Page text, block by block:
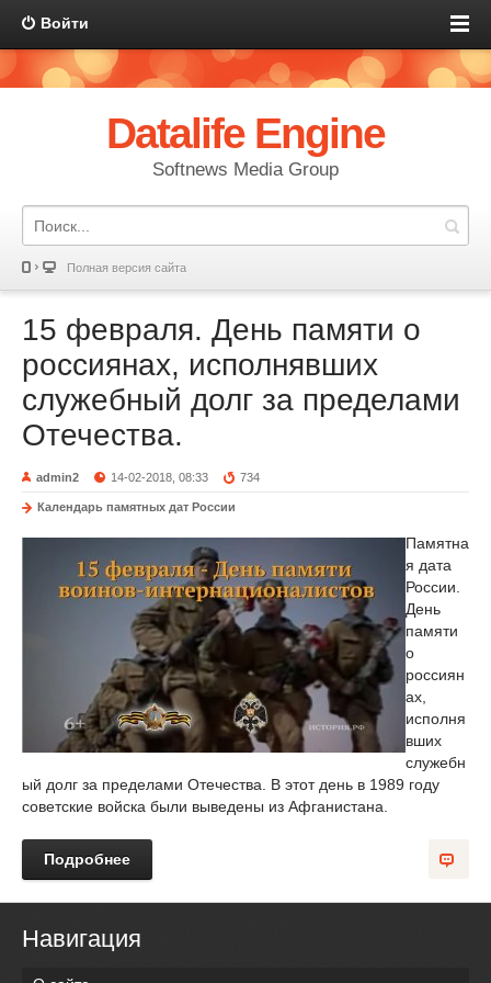
Войти
Datalife Engine
Softnews Media Group
Полная версия сайта
15 февраля. День памяти о
россиянах, исполнявших
служебный долг за пределами
Отечества.
admin2 14-02-2018, 08:33 734
Календарь памятных дат России
Памятна
я дата
России.
День
памяти
о
россиян
ах,
исполня
вших
служебн
ый долг за пределами Отечества. В этот день в 1989 году
советские войска были выведены из Афганистана.
Подробнее
Навигация